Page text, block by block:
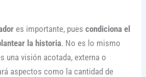
es importante, pues condiciona el
la historia. No es lo mismo
una visión acotada, externa o
aspectos como la cantidad de